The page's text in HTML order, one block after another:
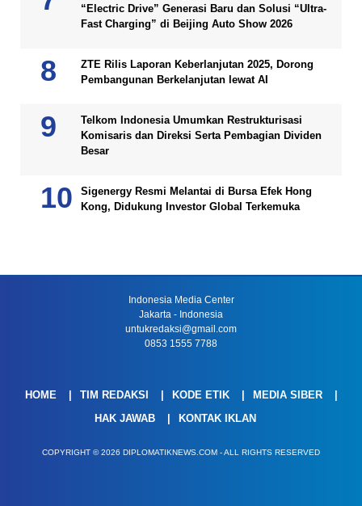
“Electric Drive” Generasi Baru dan Solusi “Ultra-
Fast Charging” di Beijing Auto Show 2026
ZTE Rilis Laporan Keberlanjutan 2025, Dorong
Pembangunan Berkelanjutan lewat AI
Telkom Indonesia Umumkan Restrukturisasi
Komisaris dan Direksi Serta Pembagian Dividen
Besar
Sigenergy Resmi Melantai di Bursa Efek Hong
Kong, Didukung Investor Global Terkemuka
Indonesia Media Center
Jakarta - Indonesia
untukredaksi@gmail.com
0853 1555 7788
HOME TIM REDAKSI KODE ETIK
MEDIA SIBER
HAK JAWAB
KONTAK IKLAN
COPYRIGHT © 2026 DIPLOMATIKNEWS.COM - ALL RIGHTS RESERVED